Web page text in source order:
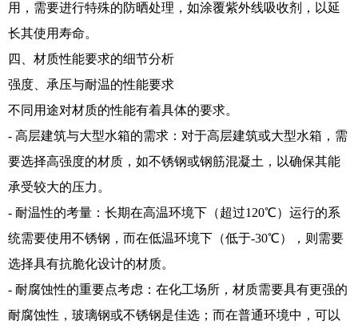
用，需要进行特殊的防晒处理，如涂覆紫外线吸收剂，以延
长其使用寿命。
四、材质性能要求的细节分析
强度、承压与耐温的性能要求
不同用途对材质的性能有着具体的要求。
- 高层建筑与大型水箱的需求：对于高层建筑或大型水箱，需
要选择高强度的材质，如不锈钢或钢筋混凝土，以确保其能
承受较大的压力。
- 耐温性的考量：长期在高温环境下（超过120℃）运行的系
统需要使用不锈钢，而在低温环境下（低于-30℃），则需要
选择具有抗脆化设计的材质。
- 耐腐蚀性的重要点考虑：在化工场所，材质需要具有更强的
耐腐蚀性，玻璃钢或不锈钢是佳选；而在普通环境中，可以